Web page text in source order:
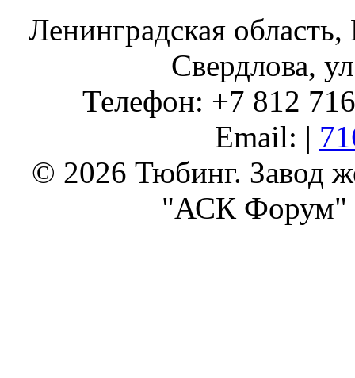
Ленинградская
Свердлова,
Телефон: +7 812
Email: |
© 2026 Тюбинг. Завод
"АСК Форум"